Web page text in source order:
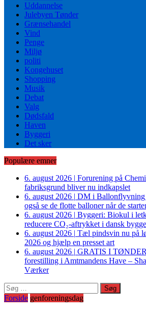
Uddannelse
Julebyen Tønder
Grænsehandel
Vind
Penge
Miljø
politi
Kongehuset
Shopping
Musik
Debat
Valg
Dødsfald
Haven
Byggeri
Det sker
Populære emner
6. august 2026 | Forurening på
fabriksgrund bliver nu indkapslet
6. august 2026 | DM i Ballonflyvning
også se de flotte balloner når de
6. august 2026 | Byggeri: Biokul i
reducere CO₂-aftrykket i dansk
6. august 2026 | Tæl pindsvin nu på
2026 og hjælp en presset art
6. august 2026 | GRATIS I
forestilling i Amtmandens Have –
Værker
Søg
efter:
Forside genforeningsdag